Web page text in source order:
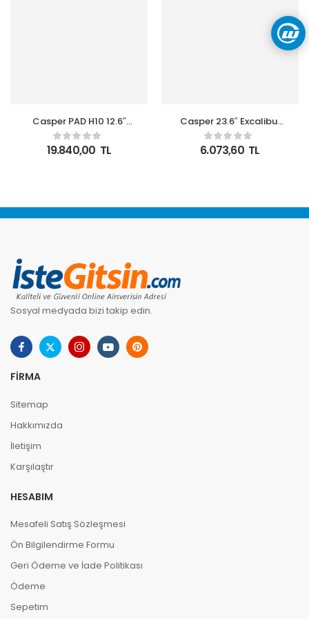
Casper PAD H10 12.6″
OLED Tablet 8GB RAM
256GB + Casper H10
Tablet Kılıfı + Prestige
19.840,00 TL
Casper 23.6″ Excalibur
M.E236FVC-D 200HZ
1MS 350NIT Fast VA
Curved HDR10 Oyuncu
6.073,60 TL
Sosyal medyada bizi takip edin.
FIRMA
Sitemap
Hakkımızda
İletişim
Karşılaştır
HESABIM
Mesafeli Satış Sözleşmesi
Ön Bilgilendirme Formu
Geri Ödeme ve İade Politikası
Ödeme
Sepetim